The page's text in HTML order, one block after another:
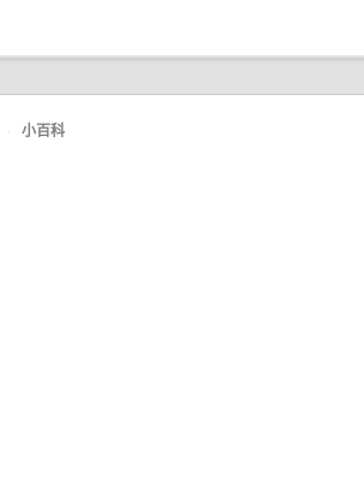
· 小百科